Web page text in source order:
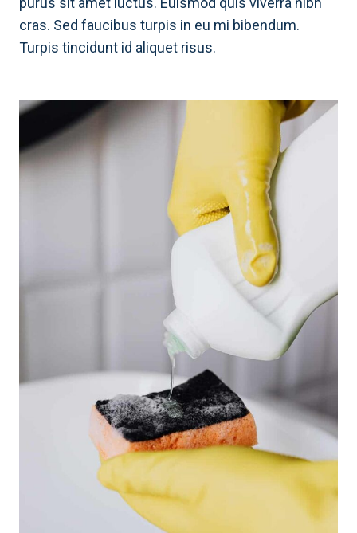
cras. Sed faucibus turpis in eu mi bibendum.
Turpis tincidunt id aliquet risus.